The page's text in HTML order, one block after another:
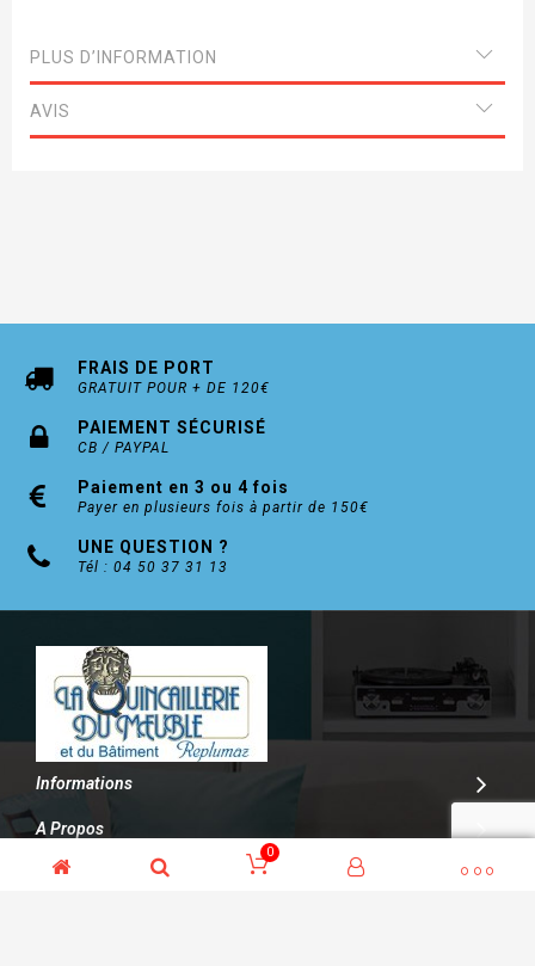
PLUS D’INFORMATION
AVIS
FRAIS DE PORT
GRATUIT POUR + DE 120€
PAIEMENT SÉCURISÉ
CB / PAYPAL
Paiement en 3 ou 4 fois
Payer en plusieurs fois à partir de 150€
UNE QUESTION ?
Tél : 04 50 37 31 13
Informations
A Propos
Contact
0